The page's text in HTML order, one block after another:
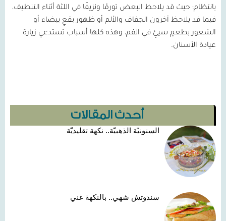
أحدث المقالات
السنونيّة الذهبيّة.. نكهة تقليديّة
سندوتش شهي.. بالنكهة غني
بانتظام؛ حيث قد يلاحظ البعض تورمًا ونزيفًا في اللثة أثناء التنظيف،
فيما قد يلاحظ آخرون الجفاف والألم أو ظهور بقعٍ بيضاء أو
الشعور بطعمٍ سيئٍ في الفم، وهذه كلها أسباب تستدعي زيارة
عيادة الأسنان.